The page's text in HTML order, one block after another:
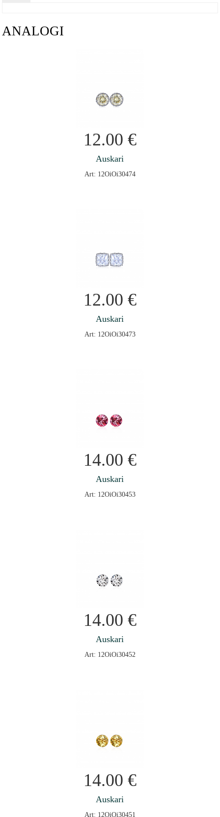
ANALOGI
12.00 €
Auskari
Art: 12OiOi30474
12.00 €
Auskari
Art: 12OiOi30473
14.00 €
Auskari
Art: 12OiOi30453
14.00 €
Auskari
Art: 12OiOi30452
14.00 €
Auskari
Art: 12OiOi30451